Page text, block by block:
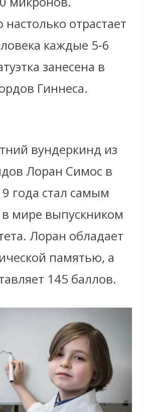
отрастает
каждые 5-6
занесена в
Гиннеса.
вундеркинд из
Лоран Симос в
года стал самым
мире выпускником
Лоран обладает
памятью, а
145 баллов.